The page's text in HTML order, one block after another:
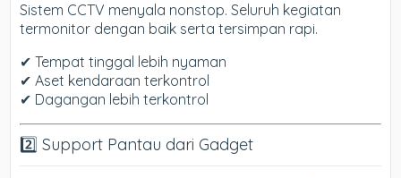
Sistem CCTV menyala nonstop. Seluruh kegiatan
termonitor dengan baik serta tersimpan rapi.
✔ Tempat tinggal lebih nyaman
✔ Aset kendaraan terkontrol
✔ Dagangan lebih terkontrol
2️⃣ Support Pantau dari Gadget